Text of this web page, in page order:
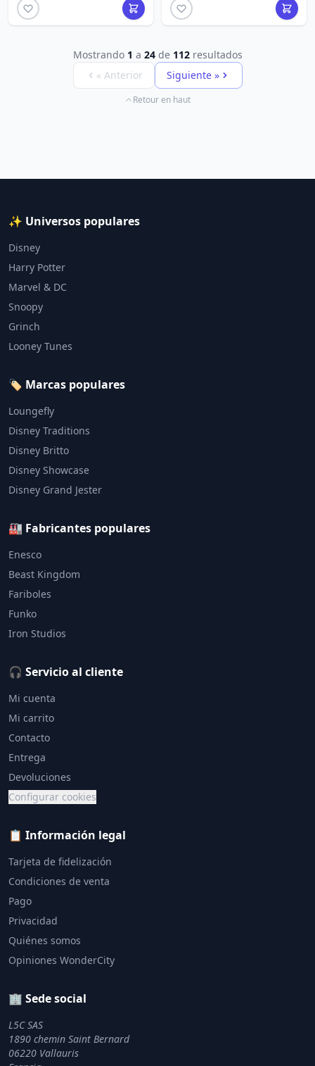
Mostrando 1 a 24de 112resultados
« Anterior
Siguiente »
Retour en haut
✨ Universos populares
Disney
Harry Potter
Marvel & DC
Snoopy
Grinch
Looney Tunes
🏷️ Marcas populares
Loungefly
Disney Traditions
Disney Britto
Disney Showcase
Disney Grand Jester
🏭 Fabricantes populares
Enesco
Beast Kingdom
Fariboles
Funko
Iron Studios
🎧 Servicio al cliente
Mi cuenta
Mi carrito
Contacto
Entrega
Devoluciones
Configurar cookies
📋 Información legal
Tarjeta de fidelización
Condiciones de venta
Pago
Privacidad
Quiénes somos
Opiniones WonderCity
🏢 Sede social
L5C SAS
1890 chemin Saint Bernard
06220 Vallauris